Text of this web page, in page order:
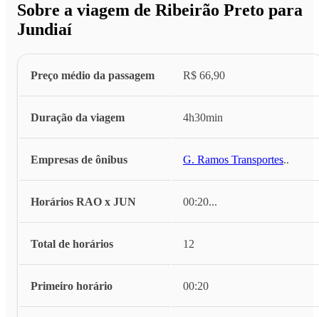
Sobre a viagem de Ribeirão Preto para
Jundiaí
Preço médio da passagem R$ 66,90
Duração da viagem 4h30min
Empresas de ônibus G. Ramos Transportes...
Horários RAO x JUN 00:20...
Total de horários 12
Primeiro horário 00:20